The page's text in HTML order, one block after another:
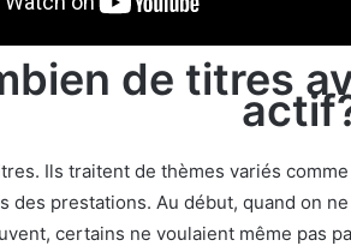
de titres
Ils traitent de thèmes variés
des prestations. Au début, quand on
certains ne voulaient même pas